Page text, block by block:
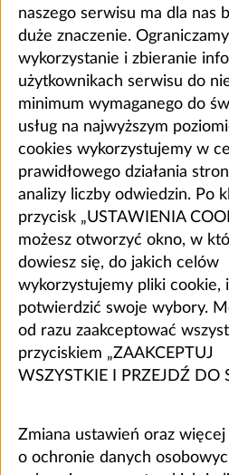
naszego serwisu ma dla nas
duże znaczenie. Ograniczamy
wykorzystanie i zbieranie
użytkownikach serwisu do
minimum wymaganego do
usług na najwyższym
cookies wykorzystujemy w
prawidłowego działania
analizy liczby odwiedzin. Po
przycisk „USTAWIENIA
możesz otworzyć okno, w
dowiesz się, do jakich celów
wykorzystujemy pliki cookie, i
potwierdzić swoje wybory.
od razu zaakceptować
przyciskiem „ZAAKCEPTUJ
WSZYSTKIE I PRZEJDŹ DO
Zmiana ustawień oraz
o ochronie danych